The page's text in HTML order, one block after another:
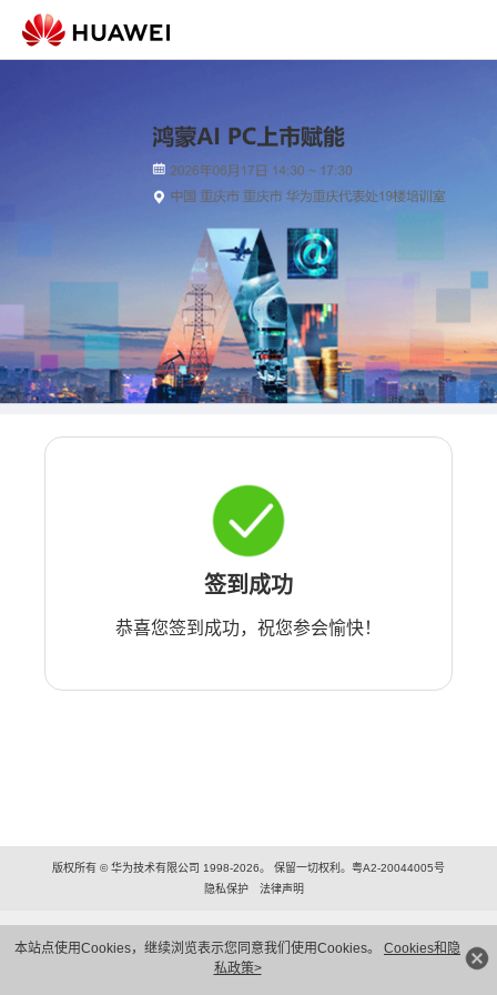
本站点使用Cookies，继续浏览表示您同意我们使用Cookies。 Cookies和隐
私政策>
签到成功
恭喜您签到成功，祝您参会愉快！
版权所有 © 华为技术有限公司 1998-2026。 保留一切权利。粤A2-20044005号
隐私保护
法律声明